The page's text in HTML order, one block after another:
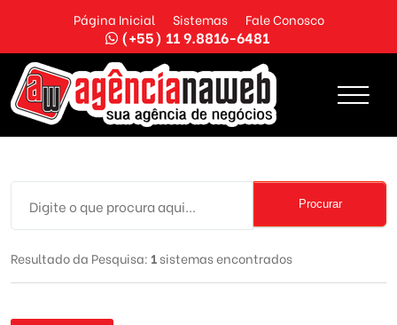
Página Inicial Sistemas Fale Conosco
(+55) 11 9.8816-6481
Procurar
Resultado da Pesquisa: 1sistemas encontrados